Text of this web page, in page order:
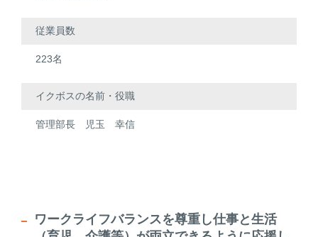
従業員数
223名
イクボスの名前・役職
管理部長 児玉 幸信
ワークライフバランスを尊重し仕事と生活